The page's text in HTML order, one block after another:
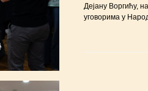
Дејану Воргићу,
уговорима у